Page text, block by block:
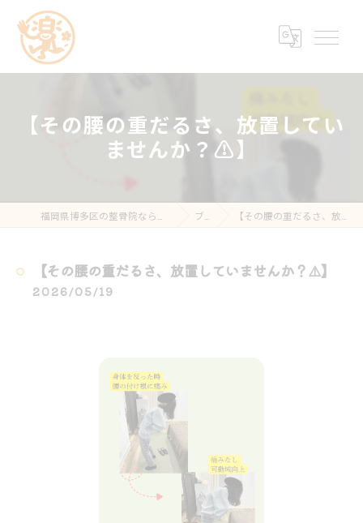
【その腰の重だるさ、放置してい
ませんか？⚠️】
ブログ 【その腰の重だるさ、放置していませんか？⚠️】
【その腰の重だるさ、放置していませんか？⚠️】
2026/05/19